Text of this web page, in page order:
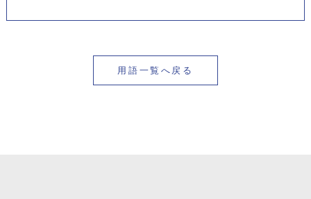
用語一覧へ戻る